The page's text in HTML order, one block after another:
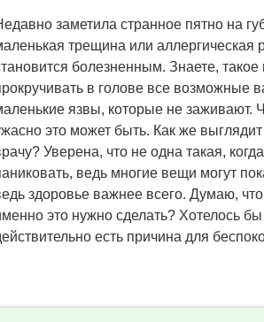
заметила странное пятно на
трещина или аллергическая
болезненным. Знаете,
в голове все возможные
язвы, которые не заживают.
это может быть. Как же
Уверена, что не одна такая,
ведь многие вещи могут
здоровье важнее всего. Думаю,
это нужно сделать? Хотелось
есть причина для